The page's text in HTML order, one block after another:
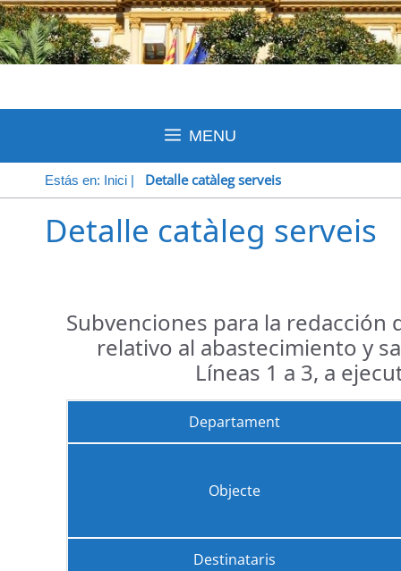
MENU
Estás en: Inici | Detalle catàleg serveis
Detalle catàleg serveis
Subvenciones para la
relativo al abastecimiento y
Líneas 1 a 3, a
Departament
Objecte
Destinataris